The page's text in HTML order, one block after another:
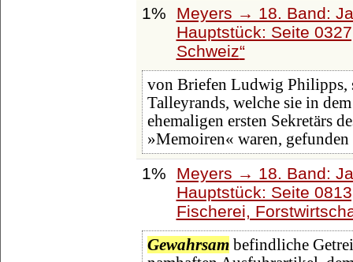
1%
Meyers → 18. Band:
Hauptstück: Seite
Schweiz
von Briefen Ludwig Philipps,
Talleyrands, welche sie in
ehemaligen ersten Sekretärs
»Memoiren« waren, gefunden
1%
Meyers → 18. Band:
Hauptstück: Seite
Fischerei,
Gewahrsambefindliche